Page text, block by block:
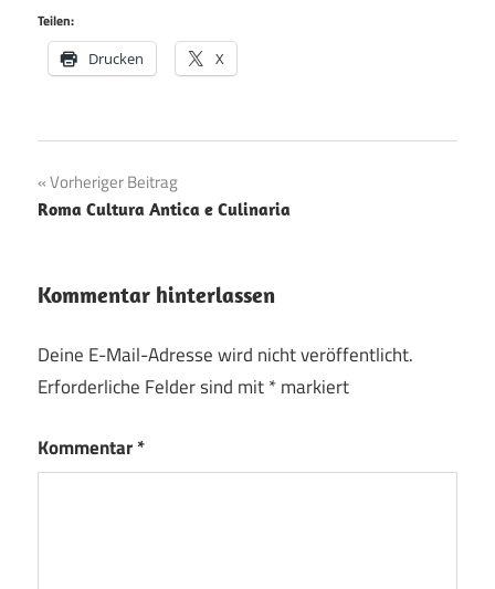
Teilen:
Drucken X
Beitragsnavigation
Vorheriger Beitrag
Roma Cultura Antica e Culinaria
Kommentar hinterlassen
Deine E-Mail-Adresse wird nicht veröffentlicht.
Erforderliche Felder sind mit*markiert
Kommentar*